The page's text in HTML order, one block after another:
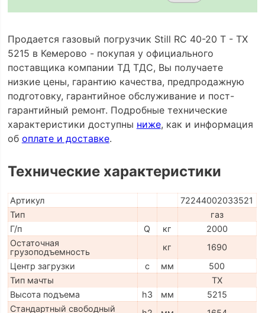
Продается газовый погрузчик Still RC 40-20 T - TX
5215 в Кемерово - покупая у официального
поставщика компании ТД ТДС, Вы получаете
низкие цены, гарантию качества, предпродажную
подготовку, гарантийное обслуживание и пост-
гарантийный ремонт. Подробные технические
характеристики доступны ниже, как и информация
об оплате и доставке.
Технические характеристики
Артикул
72244002033521
Тип
газ
Г/п
Q кг
2000
Остаточная
грузоподъемность
кг
1690
Центр загрузки
c мм
500
Тип мачты
TX
Высота подъема
h3 мм
5215
Стандартный свободный